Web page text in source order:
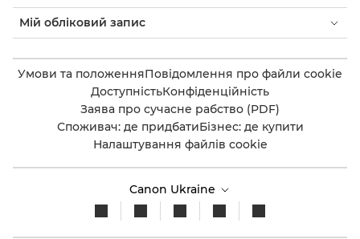
Мій обліковий запис
Умови та положенняПовідомлення про файли cookie
ДоступністьКонфіденційність
Заява про сучасне рабство (PDF)
Споживач: де придбатиБізнес: де купити
Налаштування файлів cookie
Canon Ukraine